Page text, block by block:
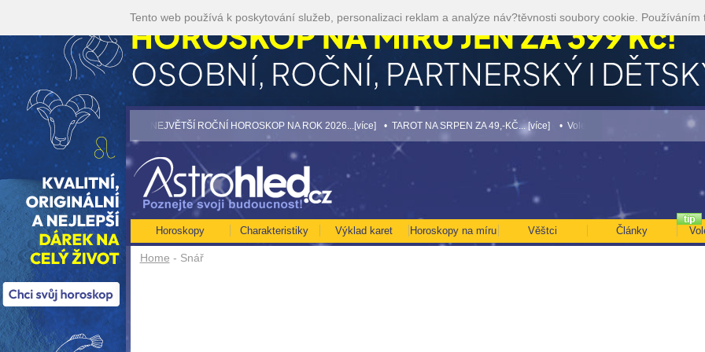
Home - Snář
Horoskopy Charakteristiky Výklad karet Horoskopy na míru Věštci Články
akci 35kč/min! [více] • NEJVĚTŠÍ ROČNÍ HOROSKOP NA ROK 2026...[více] • TAROT NA SRPEN ZA 49,-KČ... [více] • Volejte kartářkám levněji a využijte akci
Tento web používá k poskytování služeb, personalizaci reklam a analýze náv?těvnosti soubory cookie. Používáním